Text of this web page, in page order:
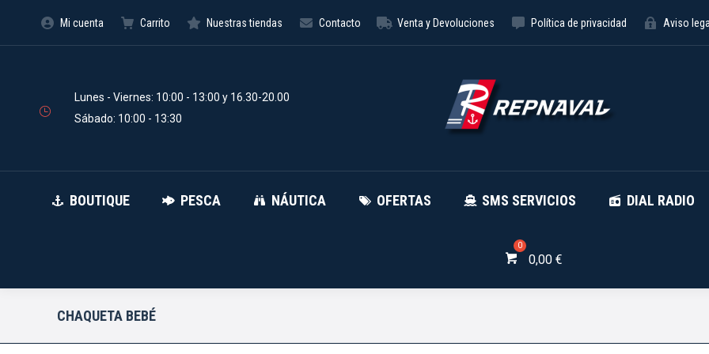
Mi cuenta Carrito Nuestras tiendas Contacto Venta y Devoluciones Política de privacidad Aviso legal
Lunes - Viernes: 10:00 - 13:00 y 16.30-20.00
Sábado: 10:00 - 13:30
BOUTIQUE PESCA NÁUTICA OFERTAS SMS SERVICIOS DIAL RADIO
0,00 €
CHAQUETA BEBÉ
BOUTIQUE PESCA NÁUTICA OFERTAS SMS
productos